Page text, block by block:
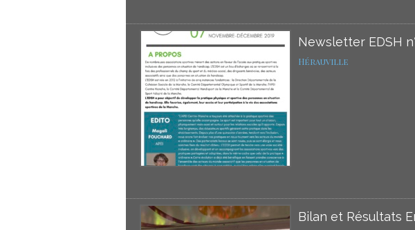
Newsletter EDSH
Hérauville
Bilan et Résultats